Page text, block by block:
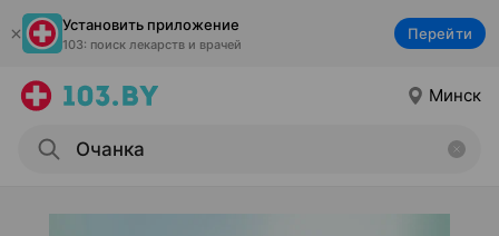
Установить приложение
103: поиск лекарств и врачей
Перейти
Минск